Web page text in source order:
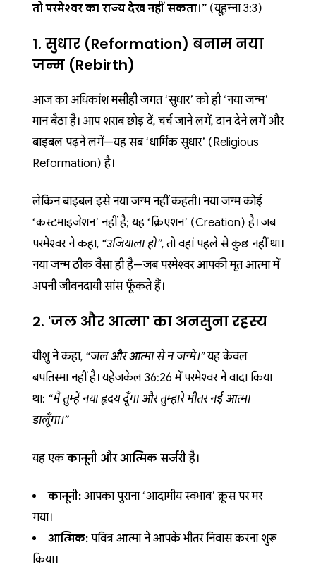
तो परमेश्वर का राज्य देख नहीं सकता।” (यूहन्ना 3:3)
1. सुधार (Reformation) बनाम नया
जन्म (Rebirth)
आज का अधिकांश मसीही जगत ‘सुधार’ को ही ‘नया जन्म’
मान बैठा है। आप शराब छोड़ दें, चर्च जाने लगें, दान देने लगें और
बाइबल पढ़ने लगें—यह सब ‘धार्मिक सुधार’ (Religious
Reformation) है।
लेकिन बाइबल इसे नया जन्म नहीं कहती। नया जन्म कोई
‘कस्टमाइजेशन’ नहीं है; यह ‘क्रिएशन’ (Creation) है। जब
परमेश्वर ने कहा, “उजियाला हो”, तो वहां पहले से कुछ नहीं था।
नया जन्म ठीक वैसा ही है—जब परमेश्वर आपकी मृत आत्मा में
अपनी जीवनदायी सांस फूँकते हैं।
2. 'जल और आत्मा' का अनसुना रहस्य
यीशु ने कहा, “जल और आत्मा से न जन्मे।”यह केवल
बपतिस्मा नहीं है। यहेजकेल 36:26 में परमेश्वर ने वादा किया
था: “मैं तुम्हें नया हृदय दूँगा और तुम्हारे भीतर नई आत्मा
डालूँगा।”
यह एककानूनी और आत्मिक सर्जरीहै।
कानूनी: आपका पुराना ‘आदामीय स्वभाव’ क्रूस पर मर
गया।
आत्मिक: पवित्र आत्मा ने आपके भीतर निवास करना शुरू
किया।